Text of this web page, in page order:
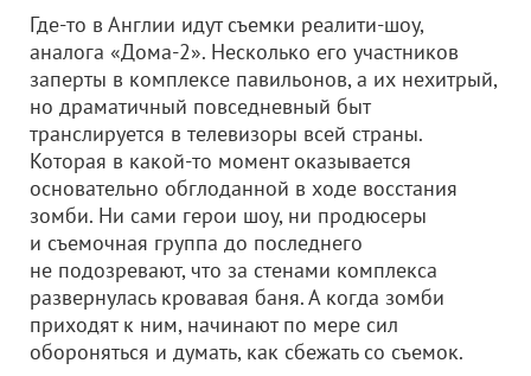
Где-то в Англии идут съемки реалити-шоу,
аналога «Дома-2». Несколько его участников
заперты в комплексе павильонов, а их нехитрый,
но драматичный повседневный быт
транслируется в телевизоры всей страны.
Которая в какой-то момент оказывается
основательно обглоданной в ходе восстания
зомби. Ни сами герои шоу, ни продюсеры
и съемочная группа до последнего
не подозревают, что за стенами комплекса
развернулась кровавая баня. А когда зомби
приходят к ним, начинают по мере сил
обороняться и думать, как сбежать со съемок.